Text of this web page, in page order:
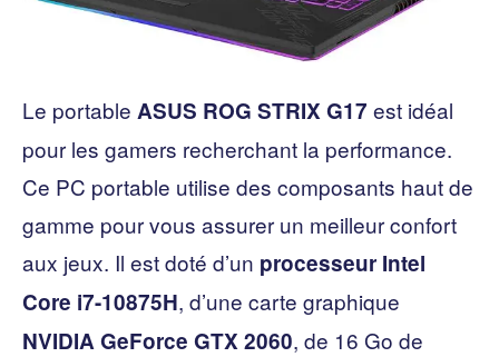
Le portable ASUS ROG STRIX G17 est idéal
pour les gamers recherchant la performance.
Ce PC portable utilise des composants haut de
gamme pour vous assurer un meilleur confort
aux jeux. Il est doté d’un processeur Intel
Core i7-10875H, d’une carte graphique
NVIDIA GeForce GTX 2060, de 16 Go de